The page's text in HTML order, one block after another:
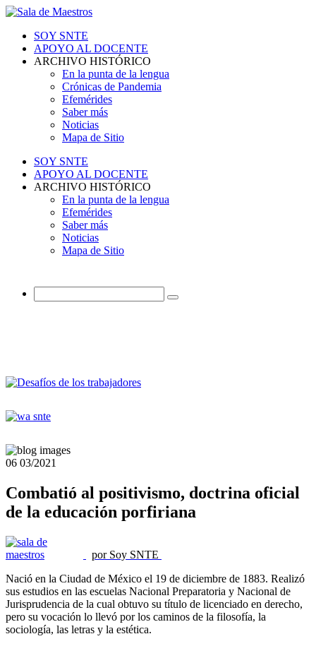
SOY SNTE
APOYO AL DOCENTE
ARCHIVO HISTÓRICO
En la punta de la lengua
Crónicas de Pandemia
Efemérides
Saber más
Noticias
Mapa de Sitio
SOY SNTE
APOYO AL DOCENTE
ARCHIVO HISTÓRICO
En la punta de la lengua
Efemérides
Saber más
Noticias
Mapa de Sitio
06 03/2021
Combatió al positivismo, doctrina oficial
de la educación porfiriana
por Soy SNTE
Nació en la Ciudad de México el 19 de diciembre de 1883. Realizó
sus estudios en las escuelas Nacional Preparatoria y Nacional de
Jurisprudencia de la cual obtuvo su título de licenciado en derecho,
pero su vocación lo llevó por los caminos de la filosofía, la
sociología, las letras y la estética.